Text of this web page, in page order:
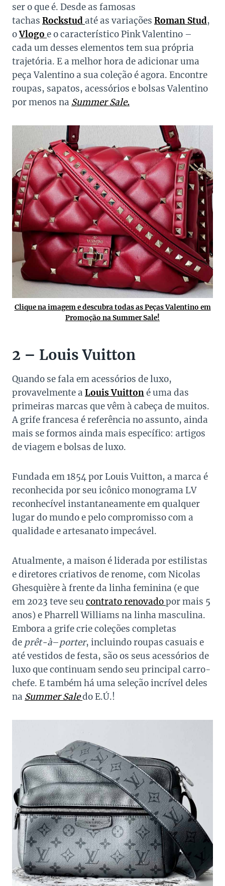
ser o que é. Desde as famosas
tachas Rockstudaté as variações Roman Stud,
oVlogo e o característico Pink Valentino –
cada um desses elementos tem sua própria
trajetória. E a melhor hora de adicionar uma
peça Valentino a sua coleção é agora. Encontre
roupas, sapatos, acessórios e bolsas Valentino
por menos na Summer Sale.
Clique na imagem e descubra todas as Peças Valentino em
Promoção na Summer Sale!
2 – Louis Vuitton
Quando se fala em acessórios de luxo,
provavelmente a Louis Vuittoné uma das
primeiras marcas que vêm à cabeça de muitos.
A grife francesa é referência no assunto, ainda
mais se formos ainda mais específico: artigos
de viagem e bolsas de luxo.
Fundada em 1854 por Louis Vuitton, a marca é
reconhecida por seu icônico monograma LV
reconhecível instantaneamente em qualquer
lugar do mundo e pelo compromisso com a
qualidade e artesanato impecável.
Atualmente, a maison é liderada por estilistas
e diretores criativos de renome, com Nicolas
Ghesquière à frente da linha feminina (e que
em 2023 teve seu contrato renovadopor mais 5
anos) e Pharrell Williams na linha masculina.
Embora a grife crie coleções completas
de prêt-à–porter, incluindo roupas casuais e
até vestidos de festa, são os seus acessórios de
luxo que continuam sendo seu principal carro-
chefe. E também há uma seleção incrível deles
na Summer Saledo E.Ú.!